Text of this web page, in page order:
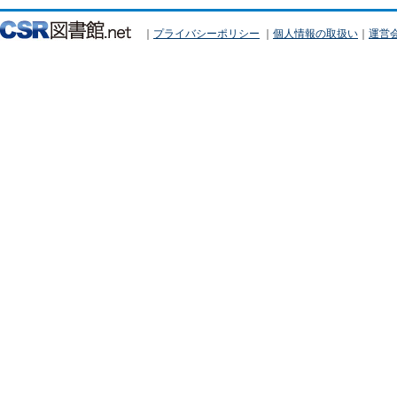
｜ プライバシーポリシー ｜ 個人情報の取扱い ｜ 運営